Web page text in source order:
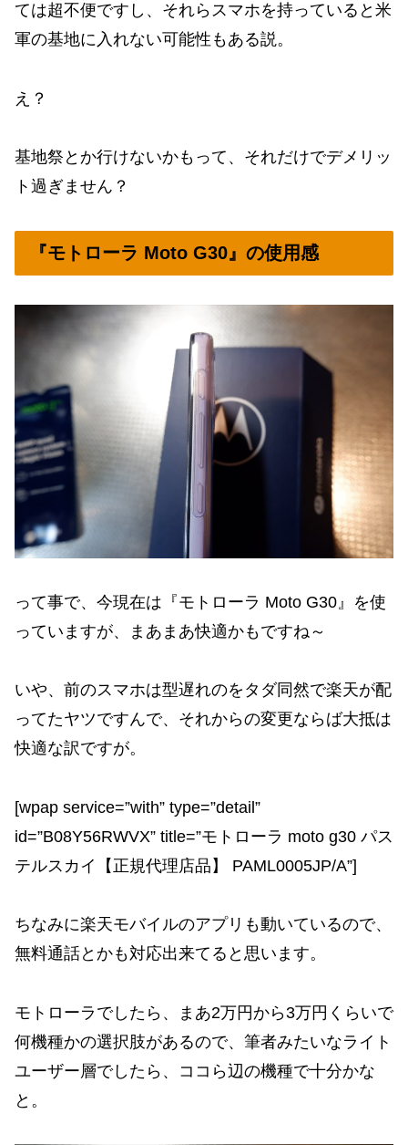
ては超不便ですし、それらスマホを持っていると米
軍の基地に入れない可能性もある説。
え？
基地祭とか行けないかもって、それだけでデメリッ
ト過ぎません？
『モトローラ Moto G30』の使用感
って事で、今現在は『モトローラ Moto G30』を使
っていますが、まあまあ快適かもですね～
いや、前のスマホは型遅れのをタダ同然で楽天が配
ってたヤツですんで、それからの変更ならば大抵は
快適な訳ですが。
[wpap service=”with” type=”detail”
id=”B08Y56RWVX” title=”モトローラ moto g30 パス
テルスカイ【正規代理店品】 PAML0005JP/A”]
ちなみに楽天モバイルのアプリも動いているので、
無料通話とかも対応出来てると思います。
モトローラでしたら、まあ2万円から3万円くらいで
何機種かの選択肢があるので、筆者みたいなライト
ユーザー層でしたら、ココら辺の機種で十分かな
と。